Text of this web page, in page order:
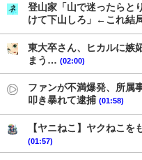
登山家「山で迷ったらと
けて下山しろ」←これ結
東大卒さん、ヒカルに嫉
まう… (02:00)
ファンが不満爆発、所属
叩き暴れて逮捕 (01:58)
【ヤニねこ】ヤクねこを
(01:57)